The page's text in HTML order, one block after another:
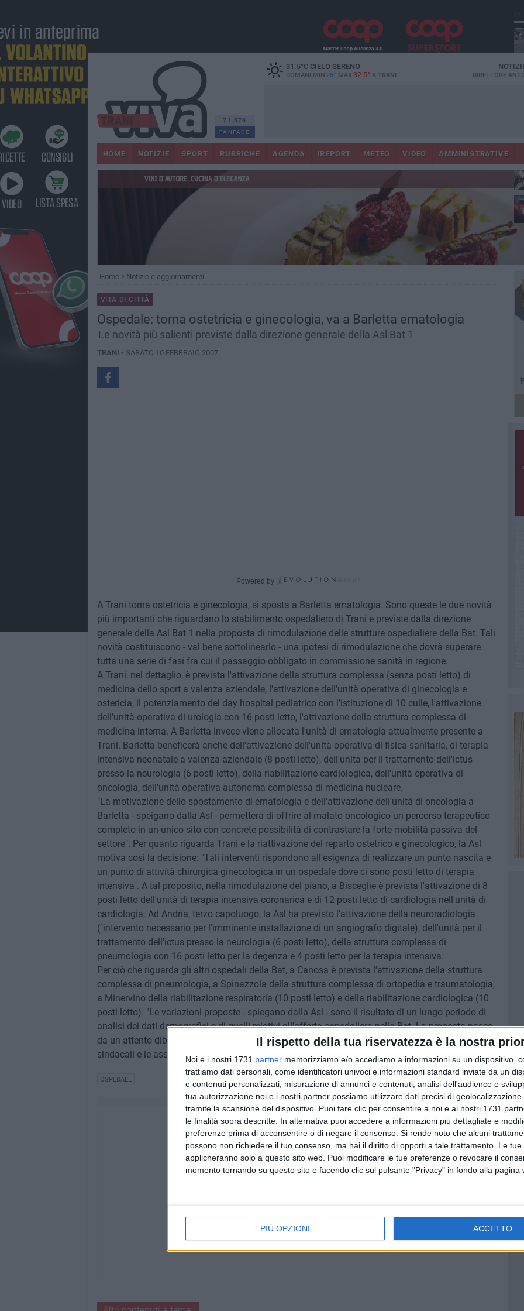
Il rispetto della tua riservatezza è la nostra
Noi e i nostri 1731 partner memorizziamo e/o accediamo a informazioni su un dispositivo,
trattiamo dati personali, come identificatori univoci e informazioni standard inviate da un
e contenuti personalizzati, misurazione di annunci e contenuti, analisi dell'audience e
tua autorizzazione noi e i nostri partner possiamo utilizzare dati precisi di
tramite la scansione del dispositivo. Puoi fare clic per consentire a noi e ai nostri 1731
le finalità sopra descritte. In alternativa puoi accedere a informazioni più dettagliate e
preferenze prima di acconsentire o di negare il consenso. Si rende noto che alcuni
possono non richiedere il tuo consenso, ma hai il diritto di opporti a tale trattamento. Le
applicheranno solo a questo sito web. Puoi modificare le tue preferenze o revocare il
momento tornando su questo sito e facendo clic sul pulsante "Privacy" in fondo alla pagina
PIÙ OPZIONI ACCETTO
71.576
FANPAGE
31.5°CCIELO SERENO
DOMANI MIN 25° MAX 32.5° A TRANI DIRETTORE
HOME NOTIZIE SPORT RUBRICHE AGENDA IREPORT METEO VIDEO AMMINISTRATIVE
Home Notizie e aggiornamenti
VITA DI CITTÀ
Ospedale: torna ostetricia e ginecologia, va a Barletta ematologia
Le novità più salienti previste dalla direzione generale della Asl Bat 1
TRANI - SABATO 10 FEBBRAIO 2007
Powered by
A Trani torna ostetricia e ginecologia, si sposta a Barletta ematologia. Sono queste le due novità
più importanti che riguardano lo stabilimento ospedaliero di Trani e previste dalla direzione
generale della Asl Bat 1 nella proposta di rimodulazione delle strutture ospedialiere della Bat. Tali
novità costituiscono - val bene sottolinearlo - una ipotesi di rimodulazione che dovrà superare
tutta una serie di fasi fra cui il passaggio obbligato in commissione sanità in regione.
A Trani, nel dettaglio, è prevista l'attivazione della struttura complessa (senza posti letto) di
medicina dello sport a valenza aziendale, l'attivazione dell'unità operativa di ginecologia e
ostericia, il potenziamento del day hospital pediatrico con l'istituzione di 10 culle, l'attivazione
dell'unità operativa di urologia con 16 posti letto, l'attivazione della struttura complessa di
medicina interna. A Barletta invece viene allocata l'unità di ematologia attualmente presente a
Trani. Barletta beneficerà anche dell'attivazione dell'unità operativa di fisica sanitaria, di terapia
intensiva neonatale a valenza aziendale (8 posti letto), dell'unità per il trattamento dell'ictus
presso la neurologia (6 posti letto), della riabilitazione cardiologica, dell'unità operativa di
oncologia, dell'unità operativa autonoma complessa di medicina nucleare.
"La motivazione dello spostamento di ematologia e dell'attivazione dell'unità di oncologia a
Barletta - speigano dalla Asl - permetterà di offrire al malato oncologico un percorso terapeutico
completo in un unico sito con concrete possibilità di contrastare la forte mobilità passiva del
settore". Per quanto riguarda Trani e la riattivazione del reparto ostetrico e ginecologico, la Asl
motiva così la decisione: "Tali interventi rispondono all'esigenza di realizzare un punto nascita e
un punto di attività chirurgica ginecologica in un ospedale dove ci sono posti letto di terapia
intensiva". A tal proposito, nella rimodulazione del piano, a Bisceglie è prevista l'attivazione di 8
posti letto dell'unità di terapia intensiva coronarica e di 12 posti letto di cardiologia nell'unità di
cardiologia. Ad Andria, terzo capoluogo, la Asl ha previsto l'attivazione della neuroradiologia
("intervento necessario per l'imminente installazione di un angiografo digitale), dell'unità per il
trattamento dell'ictus presso la neurologia (6 posti letto), della struttura complessa di
pneumologia con 16 posti letto per la degenza e 4 posti letto per la terapia intensiva.
Per ciò che riguarda gli altri ospedali della Bat, a Canosa è prevista l'attivazione della struttura
complessa di pneumologia, a Spinazzola della struttura complessa di ortopedia e traumatologia,
a Minervino della riabilitazione respiratoria (10 posti letto) e della riabilitazione cardiologica (10
posti letto). "Le variazioni proposte - spiegano dalla Asl - sono il risultato di un lungo periodo di
analisi dei dati demografici e di quelli relativi all'offerta ospedaliera nella Bat. La proposta nasce
da un attento dibattito che ha coinvolto i dieci sindaci dei Comuni interessati, le organizzazioni
sindacali e le associazioni del territorio".
OSPEDALE